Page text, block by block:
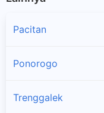
Wonoasri
Wonoasri
Wungu
Pacitan
Ponorogo
Trenggalek